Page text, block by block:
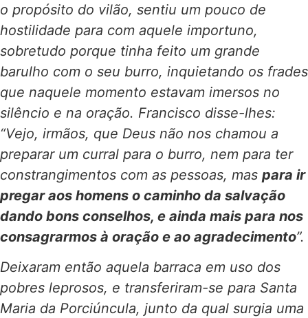
o propósito do vilão, sentiu um pouco de
hostilidade para com aquele importuno,
sobretudo porque tinha feito um grande
barulho com o seu burro, inquietando os frades
que naquele momento estavam imersos no
silêncio e na oração. Francisco disse-lhes:
“Vejo, irmãos, que Deus não nos chamou a
preparar um curral para o burro, nem para ter
constrangimentos com as pessoas, mas para ir
pregar aos homens o caminho da salvação
dando bons conselhos, e ainda mais para nos
consagrarmos à oração e ao agradecimento”.
Deixaram então aquela barraca em uso dos
pobres leprosos, e transferiram-se para Santa
Maria da Porciúncula, junto da qual surgia uma